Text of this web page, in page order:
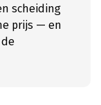
scheiding
prijs — en